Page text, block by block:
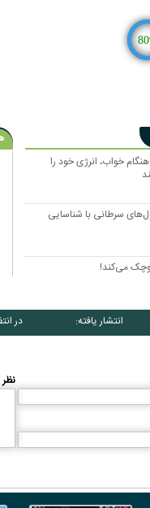
80
خواب، انرژی خود را
سرطانی با شناسایی
کوچک می‌کند!
انتشار یافته: ۰ در
کاریکاتور/ همنشینی شهرام